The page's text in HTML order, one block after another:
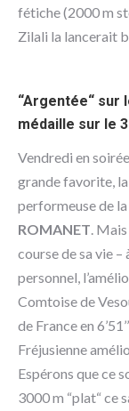
fétiche (2000 m
Zilali la lancerait
“Argentée“ sur
médaille sur le
Vendredi en
grande favorite,
performeuse de
ROMANET.
course de sa vie
personnel,
Comtoise de
de France en
Fréjusienne
Espérons que ce
3000 m “plat“ ce